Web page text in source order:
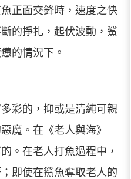
正面交鋒時，速度之快
的掙扎，起伏波動，鯊
的情況下。
彩的，抑或是清純可親
魔。在《老人與海》
。在老人打魚過程中，
即使在鯊魚奪取老人的